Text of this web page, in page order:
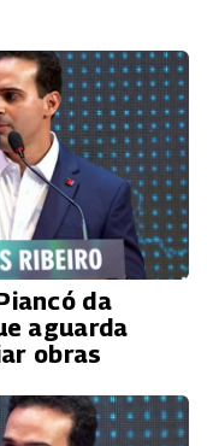
da
aguarda
obras